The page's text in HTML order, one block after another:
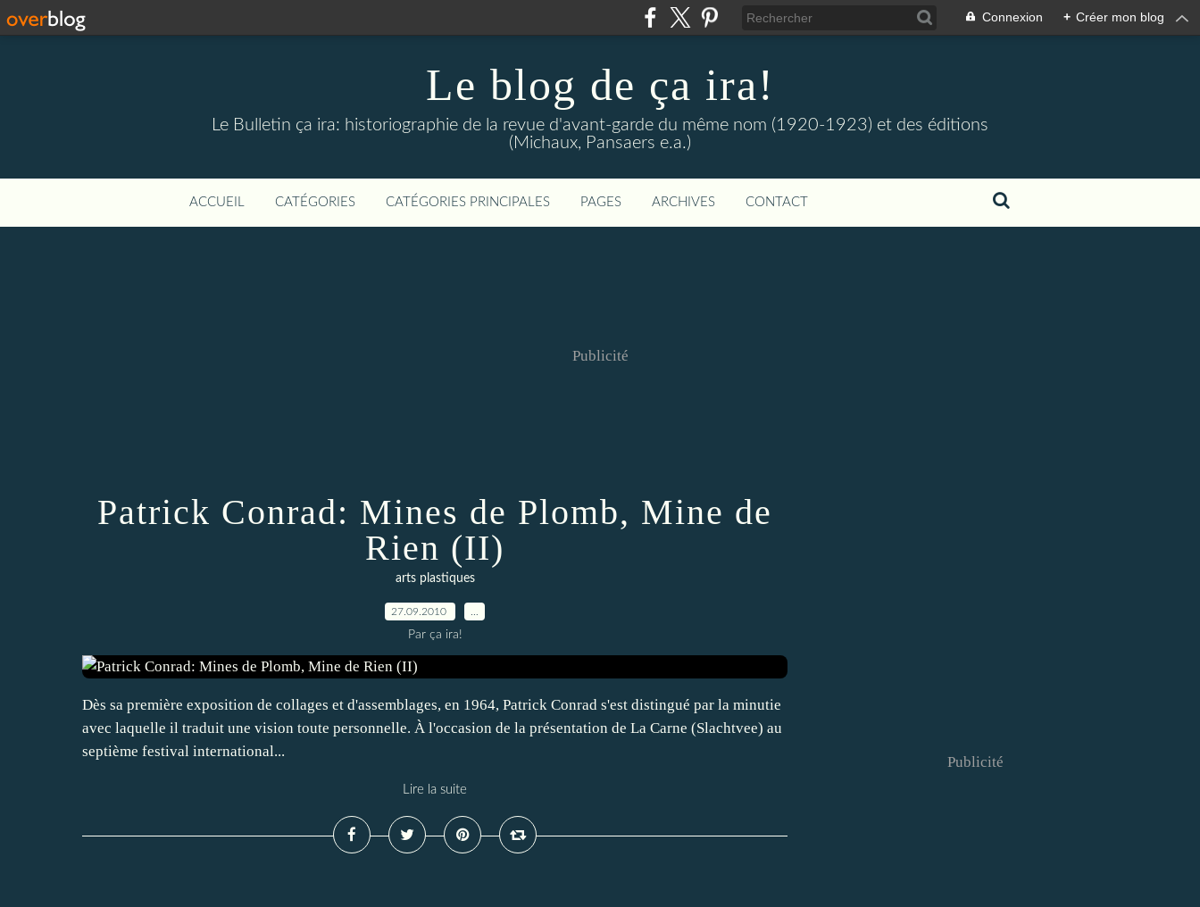
Connexion + Créer mon blog
Le blog de ça ira!
Le Bulletin ça ira: historiographie de la revue d'avant-garde du même nom (1920-1923) et des éditions
(Michaux, Pansaers e.a.)
ACCUEIL CATÉGORIES CATÉGORIES PRINCIPALES PAGES ARCHIVES CONTACT
Publicité
Patrick Conrad: Mines de Plomb, Mine de
Rien (II)
arts plastiques
27.09.2010
Par ça ira!
Dès sa première exposition de collages et d'assemblages, en 1964, Patrick Conrad s'est distingué par la minutie
avec laquelle il traduit une vision toute personnelle. À l'occasion de la présentation de La Carne (Slachtvee) au
septième festival international...
Lire la suite
Publicité